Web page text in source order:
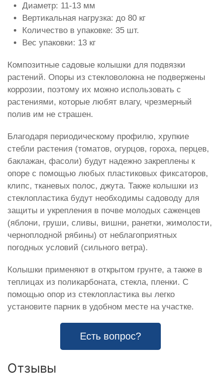
Диаметр: 11-13 мм
Вертикальная нагрузка: до 80 кг
Количество в упаковке: 35 шт.
Вес упаковки: 13 кг
Композитные садовые колышки для подвязки
растений. Опоры из стекловолокна не подвержены
коррозии, поэтому их можно использовать с
растениями, которые любят влагу, чрезмерный
полив им не страшен.
Благодаря периодическому профилю, хрупкие
стебли растения (томатов, огурцов, гороха, перцев,
баклажан, фасоли) будут надежно закреплены к
опоре с помощью любых пластиковых фиксаторов,
клипс, тканевых полос, джута. Также колышки из
стеклопластика будут необходимы садоводу для
защиты и укрепления в почве молодых саженцев
(яблони, груши, сливы, вишни, ранетки, жимолости,
черноплодной рябины) от неблагоприятных
погодных условий (сильного ветра).
Колышки применяют в открытом грунте, а также в
теплицах из поликарбоната, стекла, пленки. С
помощью опор из стеклопластика вы легко
установите парник в удобном месте на участке.
Есть вопрос?
Отзывы